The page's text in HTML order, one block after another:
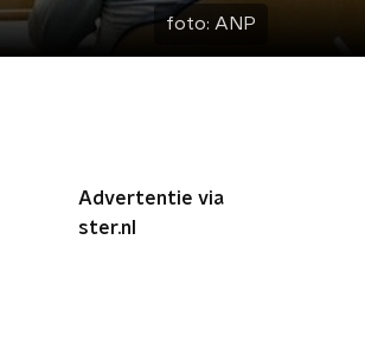
foto: ANP
Advertentie via
ster.nl